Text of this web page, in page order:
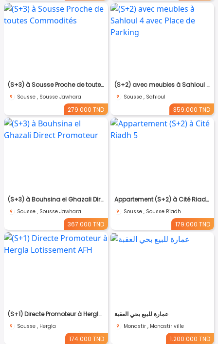
(S+3) à Sousse Proche de toutes Commodités
Sousse , Sousse Jawhara
279.000 TND
(S+2) avec meubles à Sahloul 4 avec Place de Parking
Sousse , Sahloul
359.000 TND
(S+3) à Bouhsina el Ghazali Direct Promoteur
Sousse , Sousse Jawhara
367.000 TND
Appartement (S+2) à Cité Riadh 5
Sousse , Sousse Riadh
179.000 TND
(S+1) Directe Promoteur à Hergla Lotissement AFH
Sousse , Hergla
174.000 TND
عمارة للبيع بحي العقبة
Monastir , Monastir ville
1.200.000 TND